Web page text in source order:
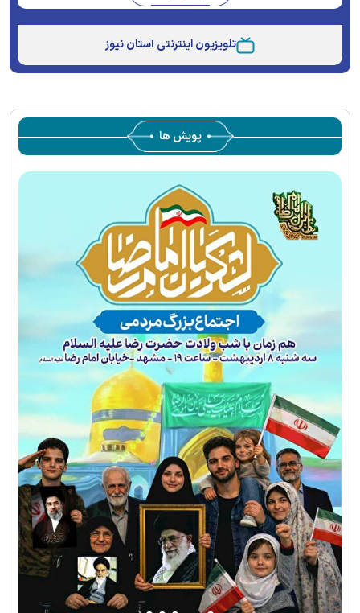
تلویزیون اینترنتی آستان نیوز
پویش ها